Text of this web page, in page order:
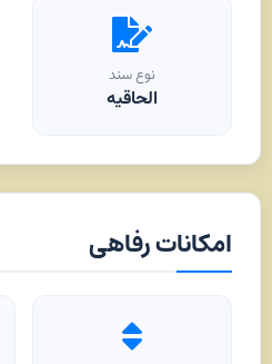
نوع سند
الحاقیه
امکانات رفاهی